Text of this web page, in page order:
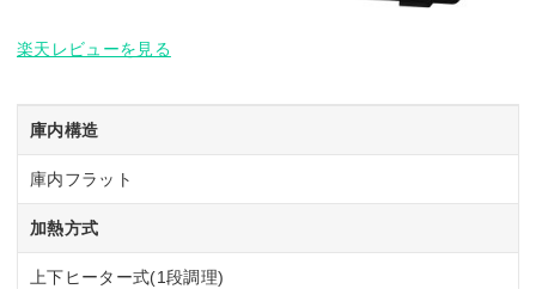
楽天レビューを見る
庫内構造
庫内フラット
加熱方式
上下ヒーター式(1段調理)